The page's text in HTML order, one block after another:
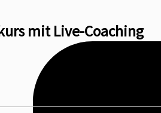
mit Live-Coaching